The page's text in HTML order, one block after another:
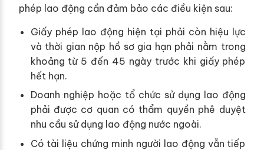
phép lao động cần đảm bảo các điều kiện sau:
Giấy phép lao động hiện tại phải còn hiệu lực
và thời gian nộp hồ sơ gia hạn phải nằm trong
khoảng từ 5 đến 45 ngày trước khi giấy phép
hết hạn.
Doanh nghiệp hoặc tổ chức sử dụng lao động
phải được cơ quan có thẩm quyền phê duyệt
nhu cầu sử dụng lao động nước ngoài.
Có tài liệu chứng minh người lao động vẫn tiếp